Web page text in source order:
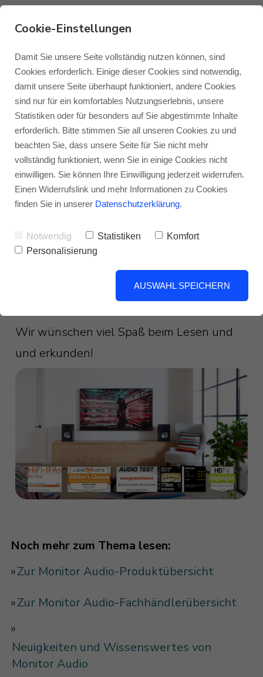
Monitor Audio
Monitor Audio Custom Install
Roksan
Blok
Blog Monitor Audio
Blog Roksan
Blog Blok
Gesamtübersicht
Testberichte Monitor
Audio Bronze 6G
VON MARCEL PANNES 04.06.2020
Nicht der passende Testbericht zur Monitor
Audio Bronze 6G-Serie für Sie dabei
in unsere Gesamtübersicht! Mit einem Klick
auf das Bild kommen Sie zur
Gesamtübersicht aller aktuellen
Wir wünschen viel Spaß beim Lesen und
und erkunden!
Noch mehr zum Thema lesen:
»Zur Monitor Audio-Produktübersicht
»Zur Monitor Audio-Fachhändlerübersicht
»
Neuigkeiten und Wissenswertes von
Monitor Audio
Cookie-Einstellungen
Damit Sie unsere Seite vollständig nutzen können, sind
Cookies erforderlich. Einige dieser Cookies sind notwendig,
damit unsere Seite überhaupt funktioniert, andere Cookies
sind nur für ein komfortables Nutzungserlebnis, unsere
Statistiken oder für besonders auf Sie abgestimmte Inhalte
erforderlich. Bitte stimmen Sie all unseren Cookies zu und
beachten Sie, dass unsere Seite für Sie nicht mehr
vollständig funktioniert, wenn Sie in einige Cookies nicht
einwilligen. Sie können Ihre Einwilligung jederzeit widerrufen.
Einen Widerrufslink und mehr Informationen zu Cookies
finden Sie in unserer Datenschutzerklärung.
Notwendig Statistiken
Komfort
Personalisierung
AUSWAHL SPEICHERN